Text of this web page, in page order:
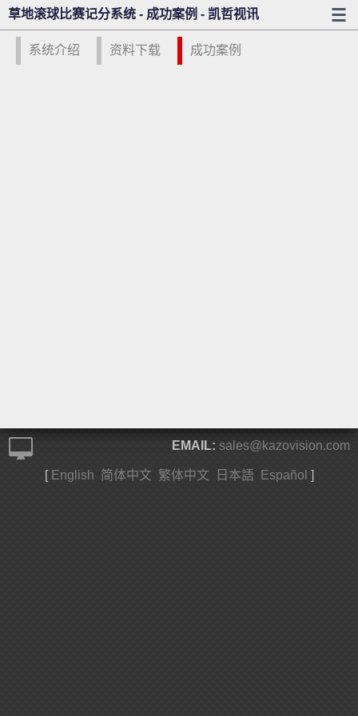
草地滚球比赛记分系统 - 成功案例 - 凯哲视讯
系统介绍 资料下载 成功案例
EMAIL: sales@kazovision.com
[ English 简体中文 繁体中文 日本語 Español ]